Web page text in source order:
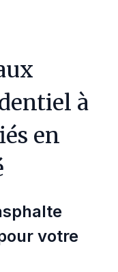
à
en
votre